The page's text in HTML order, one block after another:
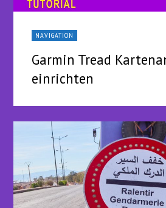
NAVIGATION
Garmin Tread
einrichten